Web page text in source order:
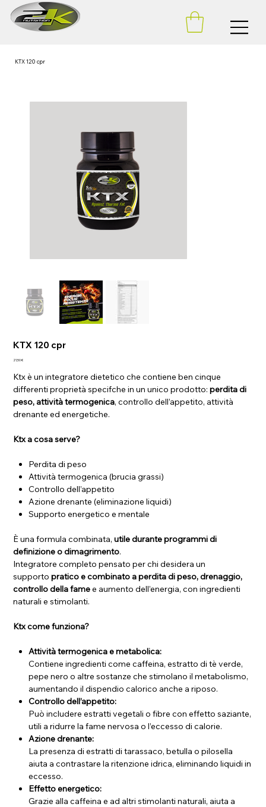
KTX 120 cpr
KTX 120 cpr
Prezzo
21,50 €
Ktx è un integratore dietetico che contiene ben cinque
differenti proprietà specifche in un unico prodotto: perdita di
peso, attività termogenica, controllo dell’appetito, attività
drenante ed energetiche.
Ktx a cosa serve?
Perdita di peso
Attività termogenica (brucia grassi)
Controllo dell’appetito
Azione drenante (eliminazione liquidi)
Supporto energetico e mentale
È una formula combinata,utile durante programmi di
definizione o dimagrimento.
Integratore completo pensato per chi desidera un
supportopratico e combinato a perdita di peso, drenaggio,
controllo della famee aumento dell’energia, con ingredienti
naturali e stimolanti.
Ktx come funziona?
Attività termogenica e metabolica:
Contiene ingredienti come caffeina, estratto di tè verde,
pepe nero o altre sostanze che stimolano il metabolismo,
aumentando il dispendio calorico anche a riposo.
Controllo dell’appetito:
Può includere estratti vegetali o fibre con effetto saziante,
utili a ridurre la fame nervosa o l’eccesso di calorie.
Azione drenante:
La presenza di estratti di tarassaco, betulla o pilosella
aiuta a contrastare la ritenzione idrica, eliminando liquidi in
eccesso.
Effetto energetico:
Grazie alla caffeina e ad altri stimolanti naturali, aiuta a